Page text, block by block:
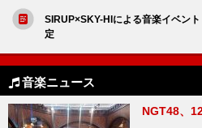
SIRUP×SKY-HIによる音楽イベン
定
音楽ニュース
NGT48、